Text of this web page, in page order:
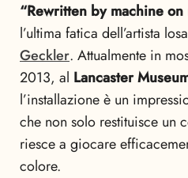
“Rewritten by machine
l’ultima fatica dell’artista
Geckler. Attualmente in
2013, al Lancaster
l’installazione è un
che non solo restituisce un
riesce a giocare
colore.